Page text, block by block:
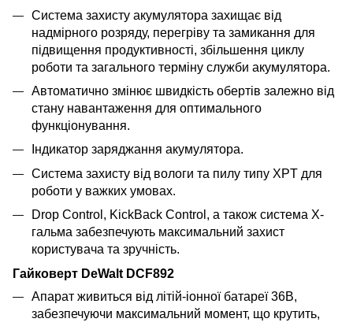
Система захисту акумулятора захищає від
надмірного розряду, перегріву та замикання для
підвищення продуктивності, збільшення циклу
роботи та загального терміну служби акумулятора.
Автоматично змінює швидкість обертів залежно від
стану навантаження для оптимального
функціонування.
Індикатор заряджання акумулятора.
Система захисту від вологи та пилу типу XPT для
роботи у важких умовах.
Drop Control, KickBack Control, а також система X-
гальма забезпечують максимальний захист
користувача та зручність.
Гайковерт DeWalt DCF892
Апарат живиться від літій-іонної батареї 36В,
забезпечуючи максимальний момент, що крутить,